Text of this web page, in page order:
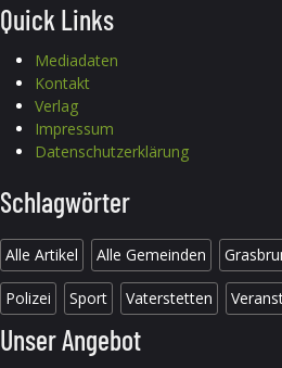
Quick Links
Mediadaten
Kontakt
Verlag
Impressum
Datenschutzerklärung
Schlagwörter
Alle Artikel Alle Gemeinden
Polizei Sport Vaterstetten
Unser Angebot